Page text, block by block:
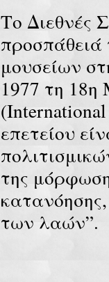
Το Διεθνές
προσπάθειά
μουσείων
1977 τη
επετείου
της
των λαών”.